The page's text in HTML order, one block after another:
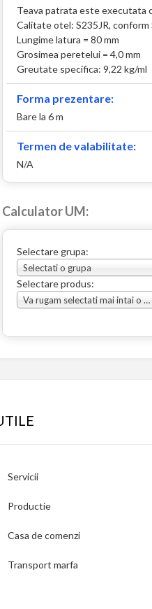
Teava patrata este executata
Calitate otel: S235JR, conform
Lungime latura = 80 mm
Grosimea peretelui = 4,0 mm
Greutate specifica: 9,22 kg/ml
Forma prezentare:
Bare la 6 m
Termen de valabilitate:
N/A
Calculator UM:
Selectare grupa:
Selectati o grupa
Selectare produs:
Va rugam selectati mai intai o grupa
Servicii
Productie
Casa de comenzi
Transport marfa